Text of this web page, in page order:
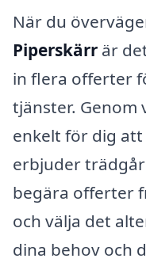
När du
Piperskärr är
in flera offerter
tjänster.
enkelt för dig
erbjuder
begära offerter
och välja det
dina behov och